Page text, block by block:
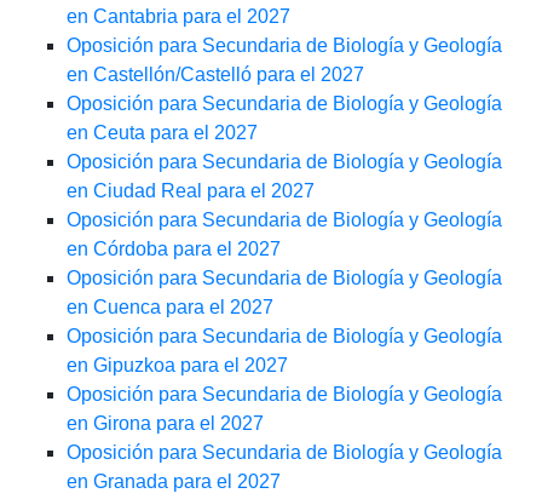
en Cantabria para el 2027
Oposición para Secundaria de Biología y Geología
en Castellón/Castelló para el 2027
Oposición para Secundaria de Biología y Geología
en Ceuta para el 2027
Oposición para Secundaria de Biología y Geología
en Ciudad Real para el 2027
Oposición para Secundaria de Biología y Geología
en Córdoba para el 2027
Oposición para Secundaria de Biología y Geología
en Cuenca para el 2027
Oposición para Secundaria de Biología y Geología
en Gipuzkoa para el 2027
Oposición para Secundaria de Biología y Geología
en Girona para el 2027
Oposición para Secundaria de Biología y Geología
en Granada para el 2027